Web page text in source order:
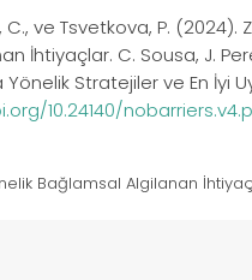
ve Tsvetkova, P. (2024).
İhtiyaçlar. C. Sousa, J.
Yönelik Stratejiler ve En İyi
10.24140/
Bağlamsal Algilanan